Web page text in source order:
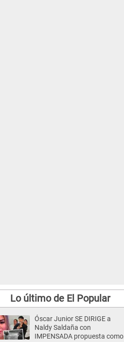
Lo último de El Popular
Óscar Junior SE DIRIGE a
Naldy Saldaña con
IMPENSADA propuesta como